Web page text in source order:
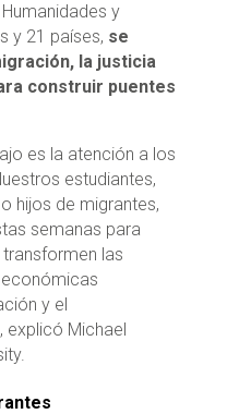
y
y 21 países, se
la justicia
construir puentes
es la atención a los
estudiantes,
hijos de migrantes,
semanas para
las
y el
explicó Michael